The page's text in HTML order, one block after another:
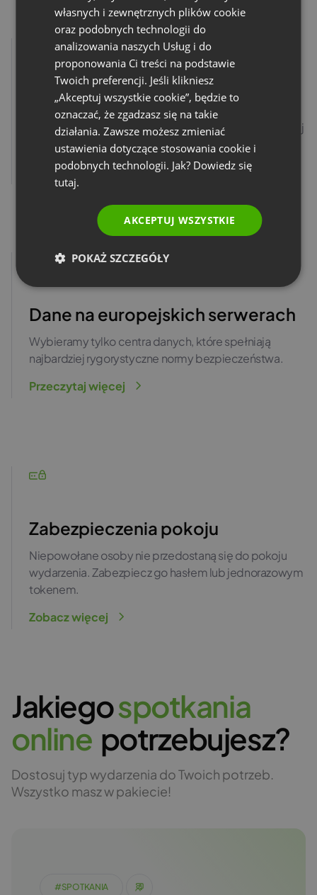
Szyfrowanie E2EE
Poufne spotkanie? Włącz pełne szyfrowanie i zapewnij
prywatność i ochronę danych.
Przeczytaj więcej
Dane na europejskich serwerach
Wybieramy tylko centra danych, które spełniają
najbardziej rygorystyczne normy bezpieczeństwa.
Przeczytaj więcej
Zabezpieczenia pokoju
Niepowołane osoby nie przedostaną się do pokoju
wydarzenia. Zabezpiecz go hasłem lub jednorazowym
tokenem.
Zobacz więcej
Jakiegospotkania
online potrzebujesz?
Dostosuj typ wydarzenia do Twoich potrzeb.
Wszystko masz w pakiecie!
#SPOTKANIA
RUSSIAN
SPANISH
ITALIAN
własnych i zewnętrznych plików cookie
oraz podobnych technologii do
analizowania naszych Usług i do
proponowania Ci treści na podstawie
Twoich preferencji. Jeśli klikniesz
„Akceptuj wszystkie cookie”, będzie to
oznaczać, że zgadzasz się na takie
działania. Zawsze możesz zmieniać
ustawienia dotyczące stosowania cookie i
podobnych technologii. Jak? Dowiedz się
tutaj.
AKCEPTUJ WSZYSTKIE
POKAŻ SZCZEGÓŁY